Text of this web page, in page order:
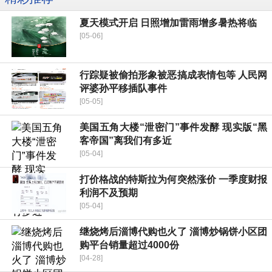
夏天模式开启 日照增加雷雨增多暑热将临
[05-06]
行踪疑被偷拍形象被恶搞成表情包等 人民网
评婆孙平移插队事件
[05-05]
美国五角大楼“泄密门”事件发酵 现实版“黑
客帝国”离我们有多近
[05-04]
打价格战的特斯拉为何突然涨价 一季度财报
利润不及预期
[05-04]
继烧烤后淄博代购也火了 淄博炒锅饼小区团
购平台销量超过4000份
[04-28]